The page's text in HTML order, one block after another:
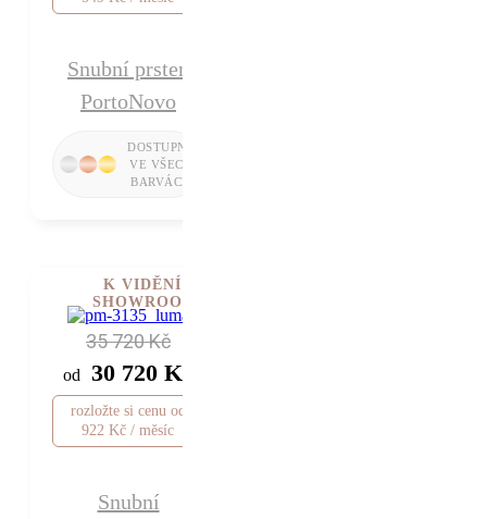
Snubní prsten
PortoNovo
35 720 Kč
od 30 720 Kč
rozložte si cenu od
922 Kč / měsíc
Snubní
K VIDĚNÍ V
SHOWROOMU